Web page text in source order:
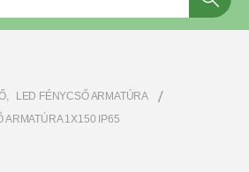
,
LED FÉNYCSŐ ARMATÚRA
ARMATÚRA 1X150 IP65